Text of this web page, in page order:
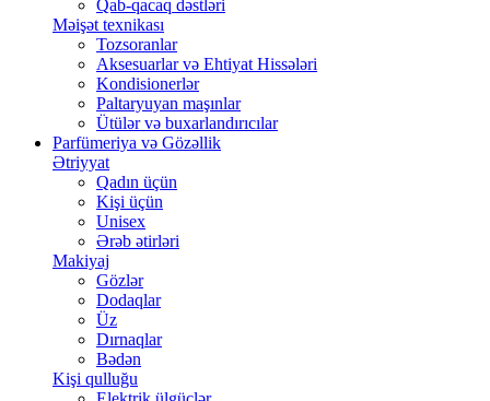
Qab-qacaq dəstləri
Məişət texnikası
Tozsoranlar
Aksesuarlar və Ehtiyat Hissələri
Kondisionerlər
Paltaryuyan maşınlar
Ütülər və buxarlandırıcılar
Parfümeriya və Gözəllik
Ətriyyat
Qadın üçün
Kişi üçün
Unisex
Ərəb ətirləri
Makiyaj
Gözlər
Dodaqlar
Üz
Dırnaqlar
Bədən
Kişi qulluğu